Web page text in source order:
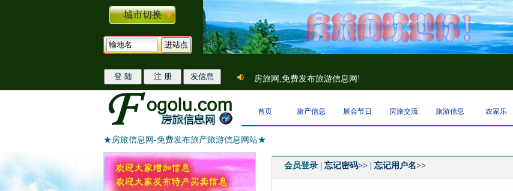
房旅网,免费发布旅游信息网!
首页 旅产信息 展会节日 房旅交流 旅游信息 农家乐
★房旅信息网-免费发布旅产旅游信息网站★
会员登录 | 忘记密码>> 忘记用户名>>